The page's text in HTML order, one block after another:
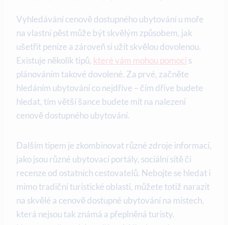
Vyhledávání cenově dostupného​ ubytování u⁣ moře
na vlastní ‌pěst může být skvělým způsobem, jak
ušetřit⁤ peníze a zároveň si užít skvělou⁤ dovolenou.
Existuje několik tipů, ⁤ které ‌vám mohou⁤ pomoci s
plánováním takové dovolené. Za prvé, začněte
hledáním ubytování co nejdříve – čím‌ dříve budete
hledat, tím ‌větší šance budete mít na nalezení
cenově dostupného​ ubytování.
Dalším ‌tipem je zkombinovat různé ⁤zdroje ⁣informací,
jako jsou⁤ různé ubytovací portály, sociální sítě či
recenze od ostatních​ cestovatelů. Nebojte se hledat i
mimo tradiční turistické oblasti, můžete⁤ totiž narazit
na skvělé a cenově ​dostupné ubytování na místech,​
která nejsou⁤ tak známá a přeplněná turisty.